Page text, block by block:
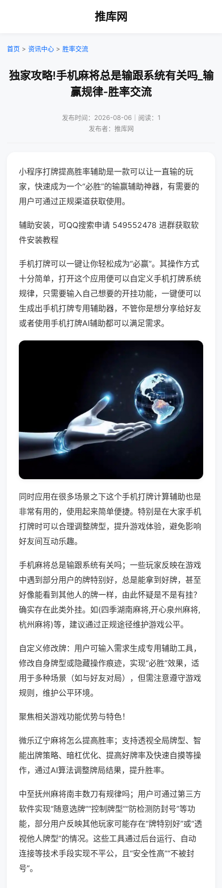
推库网
首页 > 资讯中心 > 胜率交流
独家攻略!手机麻将总是输跟系统有关吗_输
赢规律-胜率交流
发布时间：2026-08-06｜阅读：1
发布者：推库网
小程序打牌提高胜率辅助是一款可以让一直输的玩
家，快速成为一个“必胜”的输赢辅助神器，有需要的
用户可通过正规渠道获取使用。
辅助安装，可QQ搜索申请 549552478 进群获取软
件安装教程
手机打牌可以一键让你轻松成为“必赢”。其操作方式
十分简单，打开这个应用便可以自定义手机打牌系统
规律，只需要输入自己想要的开挂功能，一键便可以
生成出手机打牌专用辅助器，不管你是想分享给好友
或者使用手机打牌AI辅助都可以满足需求。
同时应用在很多场景之下这个手机打牌计算辅助也是
非常有用的，使用起来简单便捷。特别是在大家手机
打牌时可以合理调整牌型，提升游戏体验，避免影响
好友间互动乐趣。
手机麻将总是输跟系统有关吗；一些玩家反映在游戏
中遇到部分用户的牌特别好，总是能拿到好牌，甚至
好像能看到其他人的牌一样，由此怀疑是不是有挂？
确实存在此类外挂。如(四季湖南麻将,开心泉州麻将,
杭州麻将)等，建议通过正规途径维护游戏公平。
自定义修改牌：用户可输入需求生成专用辅助工具，
修改自身牌型或隐藏操作痕迹，实现“必胜”效果，适
用于多种场景（如与好友对局），但需注意遵守游戏
规则，维护公平环境。
聚焦相关游戏功能优势与特色！
微乐辽宁麻将怎么提高胜率；支持透视全局牌型、智
能出牌策略、暗杠优化、提高好牌率及快速自摸等操
作，通过AI算法调整牌局结果，提升胜率。
中至抚州麻将南丰数刀有规律吗；用户可通过第三方
软件实现“随意选牌”“控制牌型”“防检测防封号”等功
能，部分用户反映其他玩家可能存在“牌特别好”或“透
视他人牌型”的情况。这些工具通过后台运行、自动
连接等技术手段实现不平公，且“安全性高”“不被封
号”。